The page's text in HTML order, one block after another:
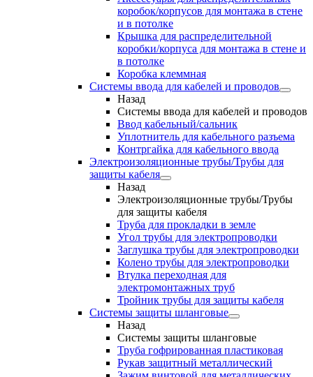
коробок/корпусов для монтажа в стене
и в потолке
Крышка для распределительной
коробки/корпуса для монтажа в стене и
в потолке
Коробка клеммная
Системы ввода для кабелей и проводов
Назад
Системы ввода для кабелей и проводов
Ввод кабельный/сальник
Уплотнитель для кабельного разъема
Контргайка для кабельного ввода
Электроизоляционные трубы/Трубы для
защиты кабеля
Назад
Электроизоляционные трубы/Трубы
для защиты кабеля
Труба для прокладки в земле
Угол трубы для электропроводки
Заглушка трубы для электропроводки
Колено трубы для электропроводки
Втулка переходная для
электромонтажных труб
Тройник трубы для защиты кабеля
Системы защиты шланговые
Назад
Системы защиты шланговые
Труба гофрированная пластиковая
Рукав защитный металлический